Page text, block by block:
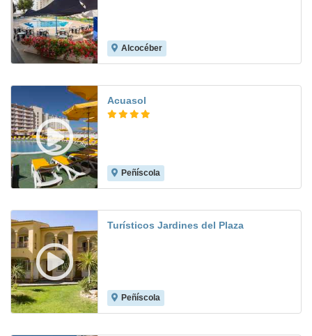
Alcocéber
Acuasol
Peñíscola
Turísticos Jardines del Plaza
Peñíscola